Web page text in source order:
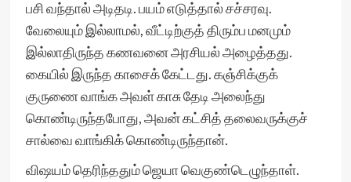
பசி வந்தால் அடிதடி. பயம் எடுத்தால் சச்சரவு.
வேலையும் இல்லாமல், வீட்டிற்குத் திரும்ப மனமும்
இல்லாதிருந்த கணவனை அரசியல் அழைத்தது.
கையில் இருந்த காசைக் கேட்டது. கஞ்சிக்குக்
குருணை வாங்க அவள் காசு தேடி அலைந்து
கொண்டிருந்தபோது, அவன் கட்சித் தலைவருக்குச்
சால்வை வாங்கிக் கொண்டிருந்தான்.
விஷயம் தெரிந்ததும் ஜெயா வெகுண்டெழுந்தாள்.